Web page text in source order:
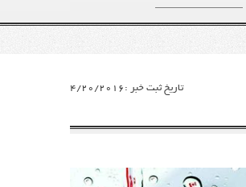
تاریخ ثبت خبر :4/20/2016